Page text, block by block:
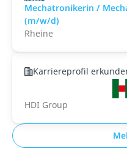
Mechatronikerin /
(m/w/d)
Rheine
Karriereprofil
HDI Group